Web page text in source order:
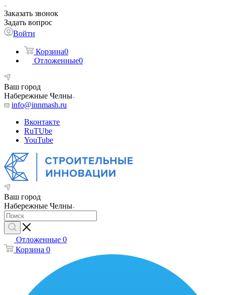
Заказать звонок
Задать вопрос
Войти
Корзина0
Отложенные0
Ваш город
Набережные Челны
info@innmash.ru
Вконтакте
RuTUbe
YouTube
Ваш город
Набережные Челны
Отложенные 0
Корзина 0